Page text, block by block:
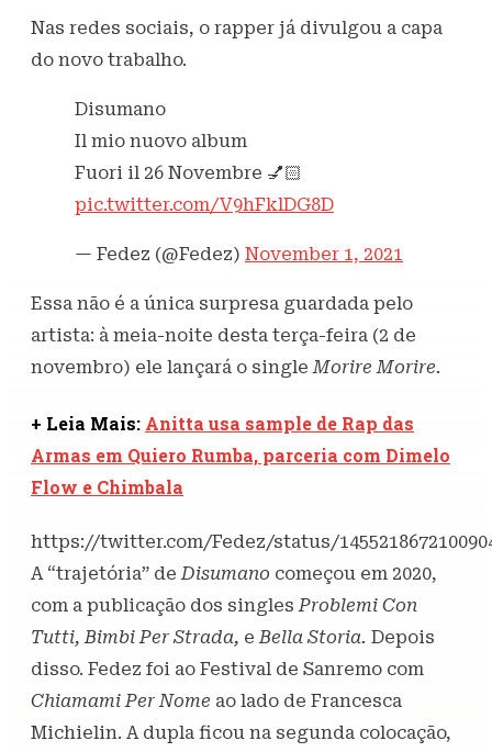
Nas redes sociais, o rapper já divulgou a capa
do novo trabalho.
Disumano
Il mio nuovo album
Fuori il 26 Novembre 💅🏻
pic.twitter.com/V9hFklDG8D
— Fedez (@Fedez) November 1, 2021
Essa não é a única surpresa guardada pelo
artista: à meia-noite desta terça-feira (2 de
novembro) ele lançará o singleMorire Morire.
+ Leia Mais: Anitta usa sample de Rap das
Armas em Quiero Rumba, parceria com Dimelo
Flow e Chimbala
https://twitter.com/Fedez/status/
A “trajetória” deDisumano começou em 2020,
com a publicação dos singles Problemi Con
Tutti, Bimbi Per Strada, eBella Storia. Depois
disso. Fedez foi ao Festival de Sanremo com
Chiamami Per Nome ao lado de Francesca
Michielin. A dupla ficou na segunda colocação,